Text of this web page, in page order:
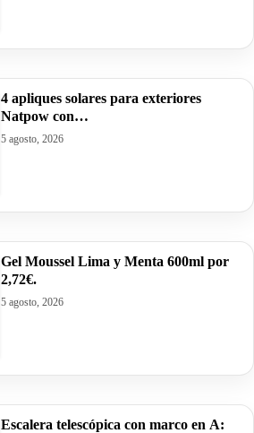
4 apliques solares para exteriores
Natpow con…
5 agosto, 2026
Gel Moussel Lima y Menta 600ml por
2,72€.
5 agosto, 2026
Escalera telescópica con marco en A: